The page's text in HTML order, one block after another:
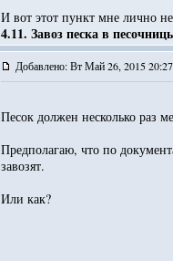
И вот этот пункт мне лично
4.11. Завоз песка в
Добавлено: Вт Май 26, 2015 20:27
Песок должен несколько раз
Предполагаю, что по
завозят.
Или как?